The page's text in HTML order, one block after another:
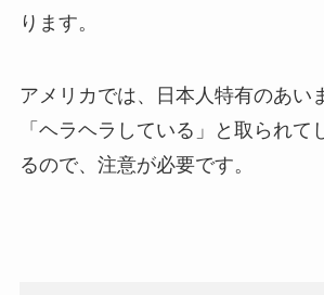
ります。
アメリカでは、日本人特有のあい
「ヘラヘラしている」と取られて
るので、注意が必要です。